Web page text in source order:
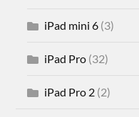
iPad mini 6 (3)
iPad Pro (32)
iPad Pro 2 (2)